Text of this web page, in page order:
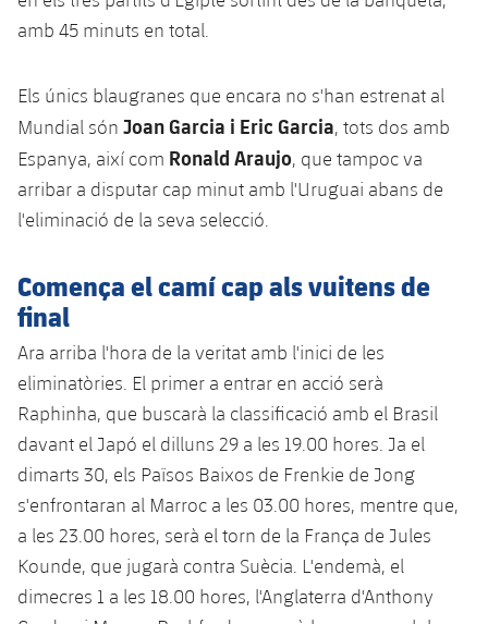
amb 45 minuts en total.
Els únics blaugranes que encara no s'han estrenat al
Mundial són Joan Garcia i Eric Garcia, tots dos amb
Espanya, així com Ronald Araujo, que tampoc va
arribar a disputar cap minut amb l'Uruguai abans de
l'eliminació de la seva selecció.
Comença el camí cap als vuitens de
final
Ara arriba l'hora de la veritat amb l'inici de les
eliminatòries. El primer a entrar en acció serà
Raphinha, que buscarà la classificació amb el Brasil
davant el Japó el dilluns 29 a les 19.00 hores. Ja el
dimarts 30, els Països Baixos de Frenkie de Jong
s'enfrontaran al Marroc a les 03.00 hores, mentre que,
a les 23.00 hores, serà el torn de la França de Jules
Kounde, que jugarà contra Suècia. L'endemà, el
dimecres 1 a les 18.00 hores, l'Anglaterra d'Anthony